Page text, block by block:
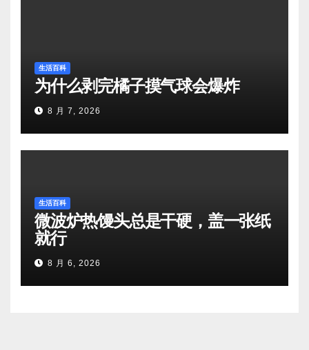
生活百科
为什么剥完橘子摸气球会爆炸
8 月 7, 2026
生活百科
微波炉热馒头总是干硬，盖一张纸
就行
8 月 6, 2026